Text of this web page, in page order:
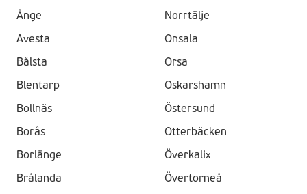
Ånge
Avesta
Bålsta
Blentarp
Bollnäs
Borås
Borlänge
Brålanda
Norrtälje
Onsala
Orsa
Oskarshamn
Östersund
Otterbäcken
Överkalix
Övertorneå